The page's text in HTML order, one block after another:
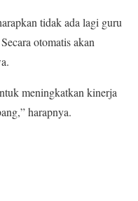
tidak ada lagi guru
otomatis akan
meningkatkan kinerja
harapnya.